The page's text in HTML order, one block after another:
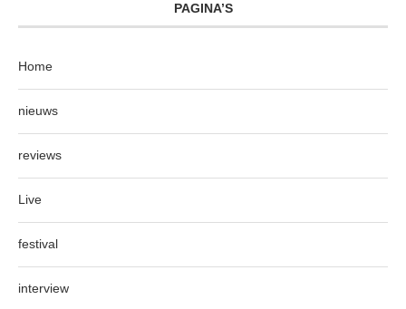
PAGINA’S
Home
nieuws
reviews
Live
festival
interview